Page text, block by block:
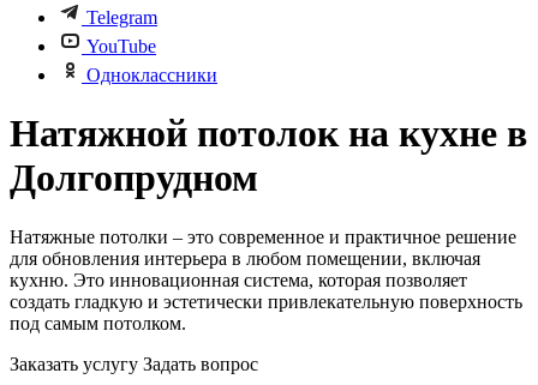
Telegram
YouTube
Одноклассники
Натяжной потолок на кухне в
Долгопрудном
Натяжные потолки – это современное и практичное решение
для обновления интерьера в любом помещении, включая
кухню. Это инновационная система, которая позволяет
создать гладкую и эстетически привлекательную поверхность
под самым потолком.
Заказать услугу Задать вопрос